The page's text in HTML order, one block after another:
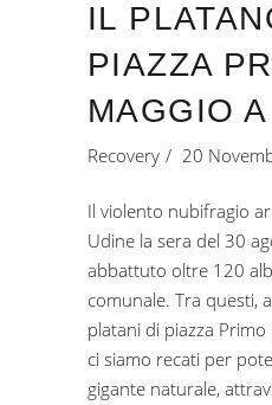
IL
PIAZZA
MAGGIO
Recovery 20
Il violento nubifragio
Udine la sera del 30
abbattuto oltre 120
comunale. Tra questi,
platani di piazza
ci siamo recati per
gigante naturale,